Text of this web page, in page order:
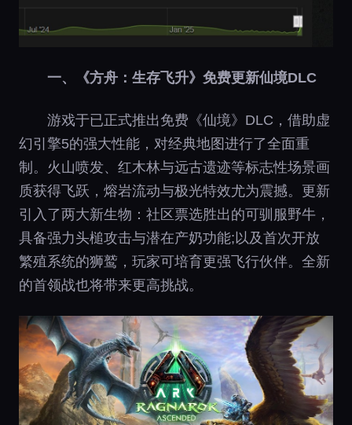
一、《方舟：生存飞升》免费更新仙境DLC
游戏于已正式推出免费《仙境》DLC，借助虚
幻引擎5的强大性能，对经典地图进行了全面重
制。火山喷发、红木林与远古遗迹等标志性场景画
质获得飞跃，熔岩流动与极光特效尤为震撼。更新
引入了两大新生物：社区票选胜出的可驯服野牛，
具备强力头槌攻击与潜在产奶功能;以及首次开放
繁殖系统的狮鹫，玩家可培育更强飞行伙伴。全新
的首领战也将带来更高挑战。